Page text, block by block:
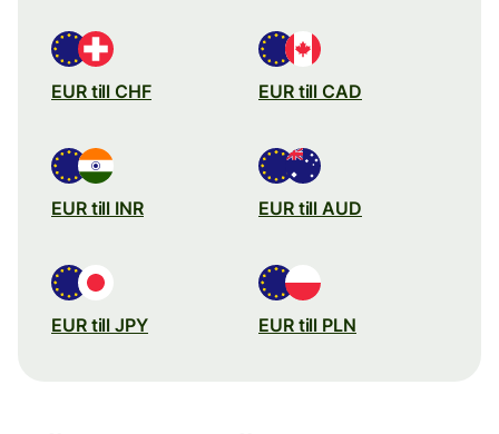
EUR till CHF EUR till CAD
EUR till INR EUR till AUD
EUR till JPY EUR till PLN